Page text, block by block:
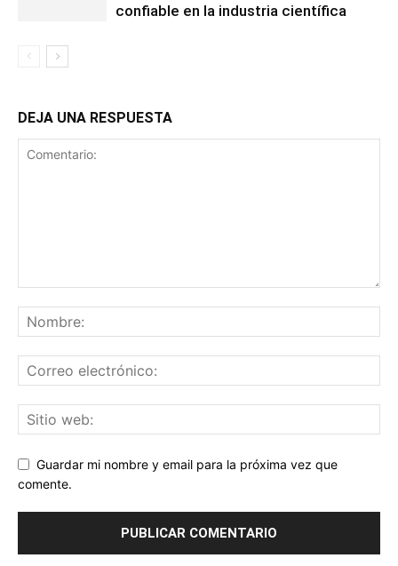
confiable en la industria científica
DEJA UNA RESPUESTA
Guardar mi nombre y email para la próxima vez que
comente.